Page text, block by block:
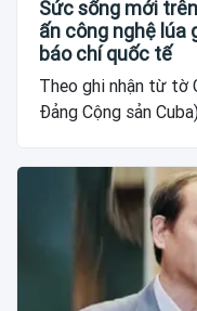
Sức sống mới
ấn công nghệ lúa
báo chí quốc tế
Theo ghi nhận từ tờ
Đảng Cộng sản